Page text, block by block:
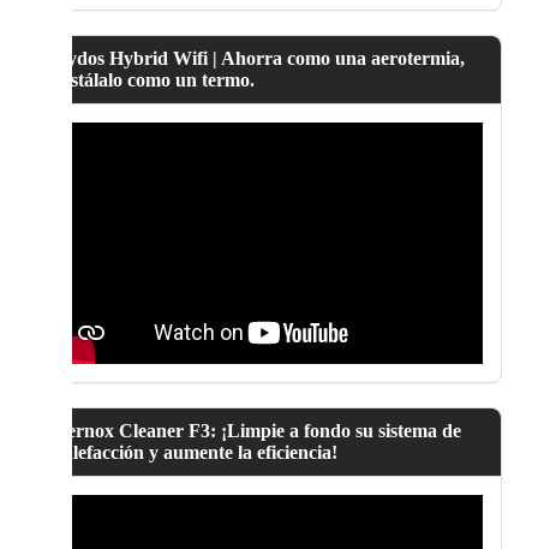
Lydos Hybrid Wifi | Ahorra como una aerotermia,
instálalo como un termo.
Fernox Cleaner F3: ¡Limpie a fondo su sistema de
calefacción y aumente la eficiencia!